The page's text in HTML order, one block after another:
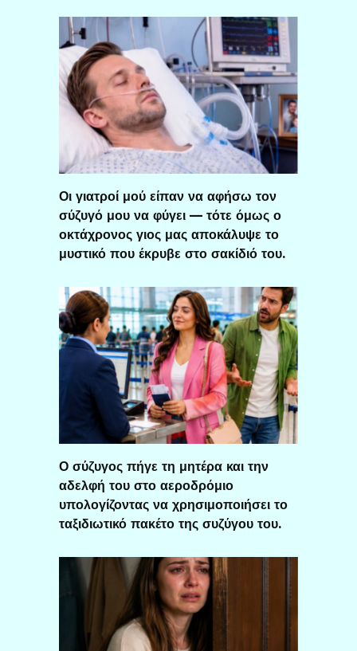
Οι γιατροί μού είπαν να αφήσω τον
σύζυγό μου να φύγει — τότε όμως ο
οκτάχρονος γιος μας αποκάλυψε το
μυστικό που έκρυβε στο σακίδιό του.
Ο σύζυγος πήγε τη μητέρα και την
αδελφή του στο αεροδρόμιο
υπολογίζοντας να χρησιμοποιήσει το
ταξιδιωτικό πακέτο της συζύγου του.